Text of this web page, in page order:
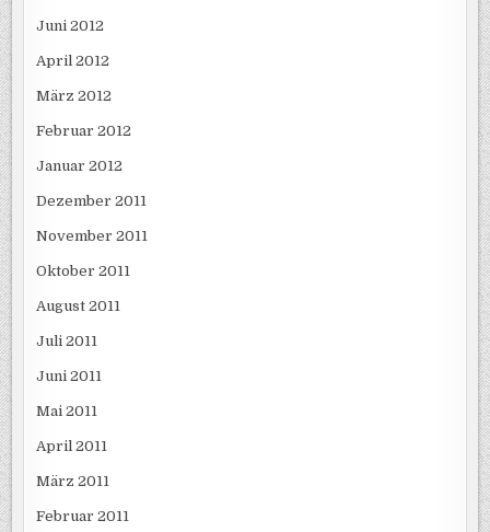
Juni 2012
April 2012
März 2012
Februar 2012
Januar 2012
Dezember 2011
November 2011
Oktober 2011
August 2011
Juli 2011
Juni 2011
Mai 2011
April 2011
März 2011
Februar 2011